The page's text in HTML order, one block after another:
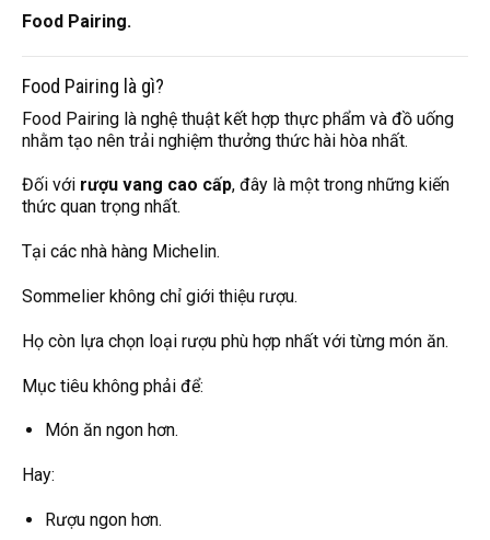
Food Pairing.
Food Pairing là gì?
Food Pairing là nghệ thuật kết hợp thực phẩm và đồ uống
nhằm tạo nên trải nghiệm thưởng thức hài hòa nhất.
Đối với rượu vang cao cấp, đây là một trong những kiến
thức quan trọng nhất.
Tại các nhà hàng Michelin.
Sommelier không chỉ giới thiệu rượu.
Họ còn lựa chọn loại rượu phù hợp nhất với từng món ăn.
Mục tiêu không phải để:
Món ăn ngon hơn.
Hay:
Rượu ngon hơn.